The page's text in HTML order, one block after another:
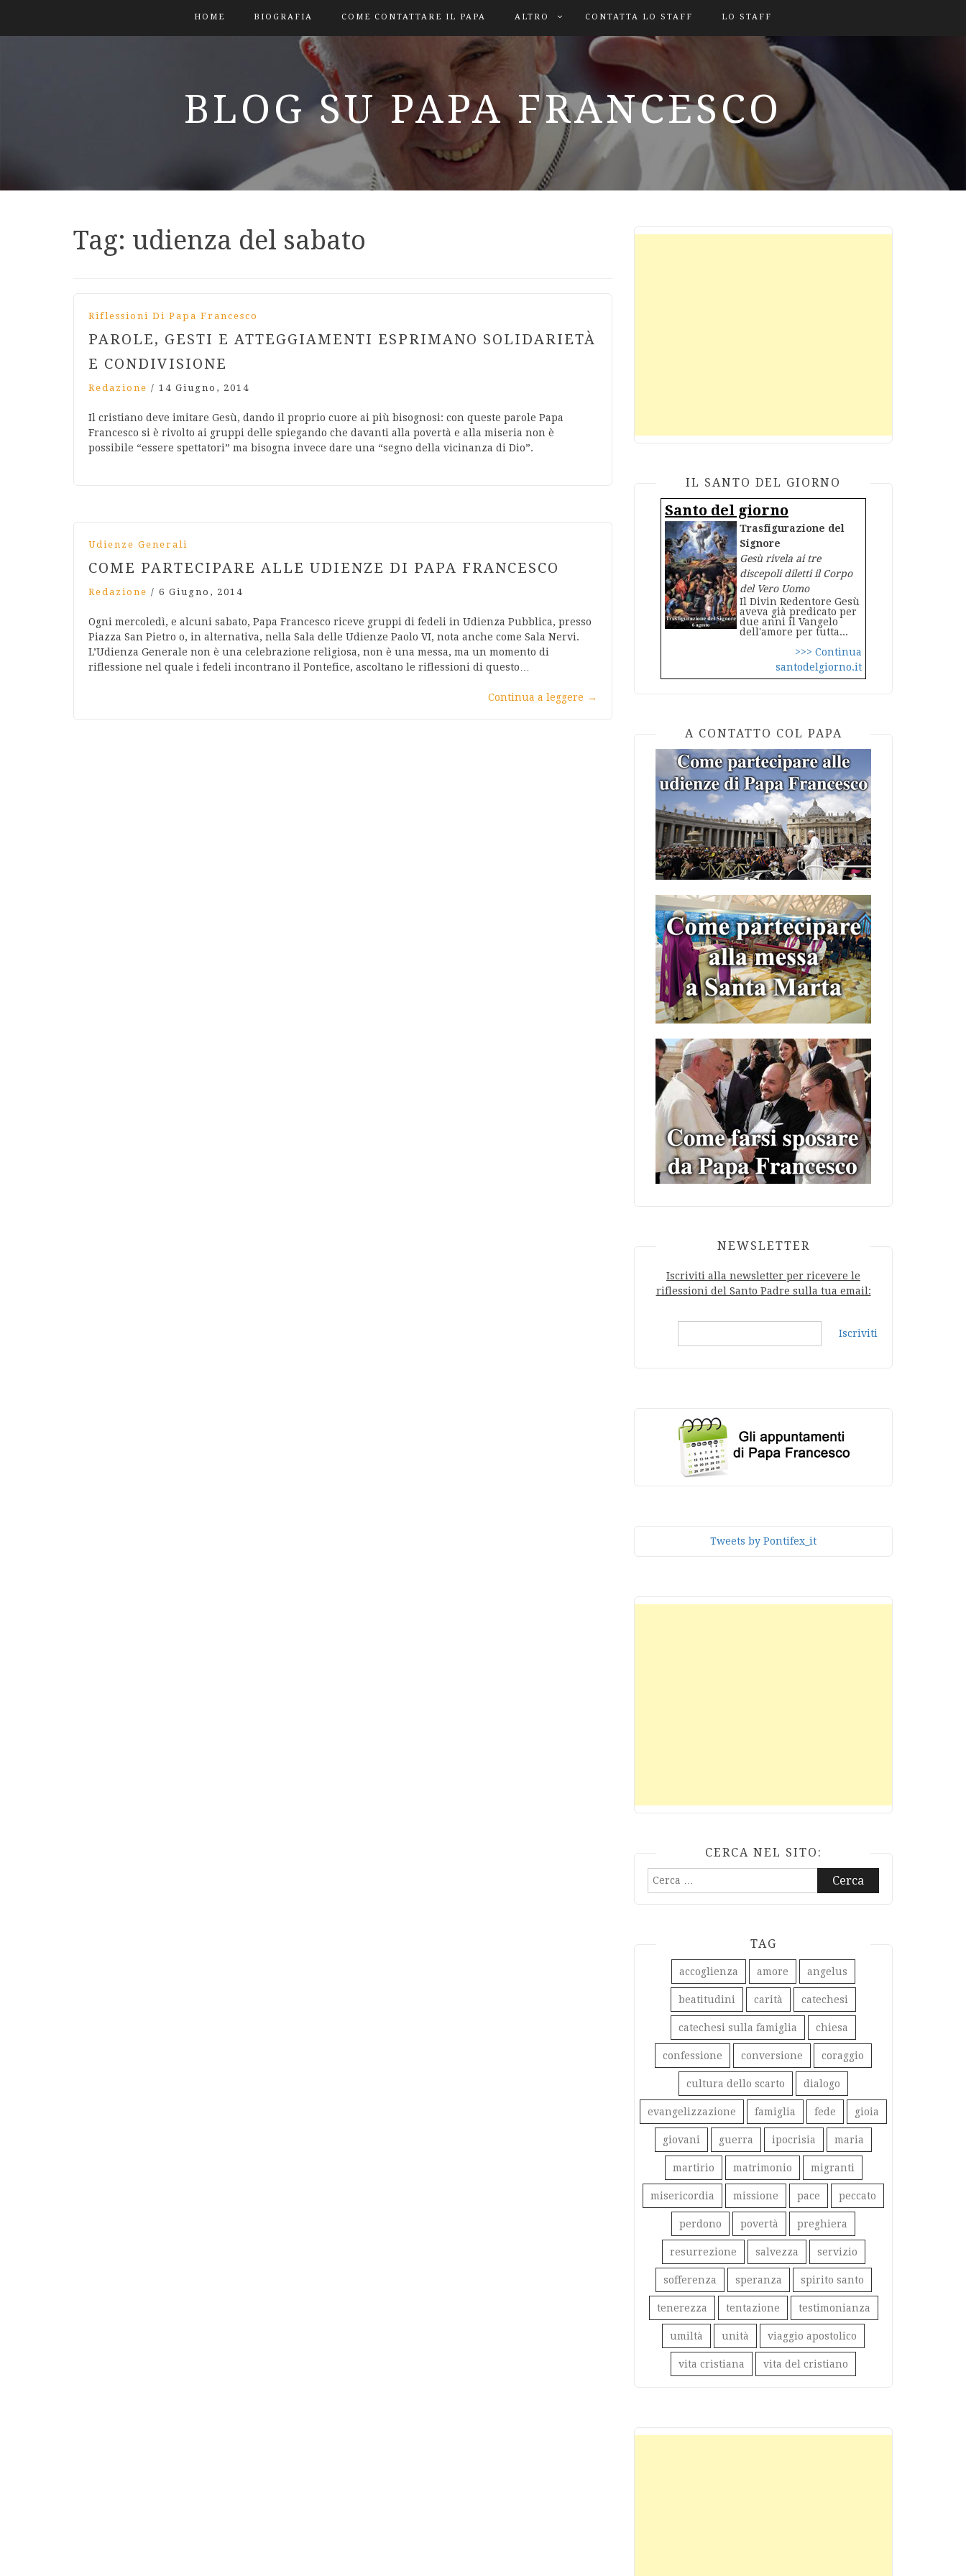
HOME BIOGRAFIA COME CONTATTARE IL PAPA ALTRO CONTATTA LO STAFF LO STAFF
BLOG SU PAPA FRANCESCO
Tag: udienza del sabato
Riflessioni Di Papa Francesco
PAROLE, GESTI E ATTEGGIAMENTI ESPRIMANO SOLIDARIETÀ
E CONDIVISIONE
Redazione / 14 Giugno, 2014
Il cristiano deve imitare Gesù, dando il proprio cuore ai più bisognosi: con queste parole Papa
Francesco si è rivolto ai gruppi delle spiegando che davanti alla povertà e alla miseria non è
possibile “essere spettatori” ma bisogna invece dare una “segno della vicinanza di Dio”.
Udienze Generali
COME PARTECIPARE ALLE UDIENZE DI PAPA FRANCESCO
Redazione / 6 Giugno, 2014
Ogni mercoledì, e alcuni sabato, Papa Francesco riceve gruppi di fedeli in Udienza Pubblica, presso
Piazza San Pietro o, in alternativa, nella Sala delle Udienze Paolo VI, nota anche come Sala Nervi.
L’Udienza Generale non è una celebrazione religiosa, non è una messa, ma un momento di
riflessione nel quale i fedeli incontrano il Pontefice, ascoltano le riflessioni di questo…
Continua a leggere →
IL SANTO DEL GIORNO
Santo del giorno
Trasfigurazione del
Signore
Gesù rivela ai tre
discepoli diletti il Corpo
del Vero Uomo
Il Divin Redentore Gesù
aveva già predicato per
due anni il Vangelo
dell'amore per tutta...
>>> Continua
santodelgiorno.it
A CONTATTO COL PAPA
NEWSLETTER
Iscriviti alla newsletter per ricevere le
riflessioni del Santo Padre sulla tua email:
Iscriviti
Tweets by Pontifex_it
CERCA NEL SITO:
Ricerca
TAG
accoglienza amore angelus
beatitudini carità catechesi
catechesi sulla famiglia chiesa
confessione conversione coraggio
cultura dello scarto dialogo
evangelizzazione famiglia fede gioia
giovani guerra ipocrisia maria
martirio matrimonio migranti
misericordia missione pace peccato
perdono povertà preghiera
resurrezione salvezza servizio
sofferenza speranza spirito santo
tenerezza tentazione testimonianza
umiltà unità viaggio apostolico
vita cristiana vita del cristiano